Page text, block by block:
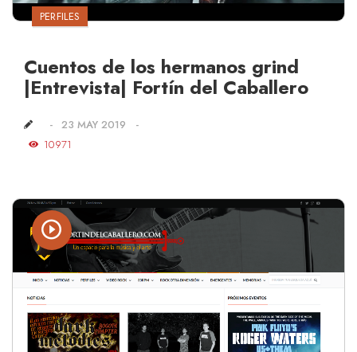
PERFILES
Cuentos de los hermanos grind
|Entrevista| Fortín del Caballero
23 MAY 2019
10971